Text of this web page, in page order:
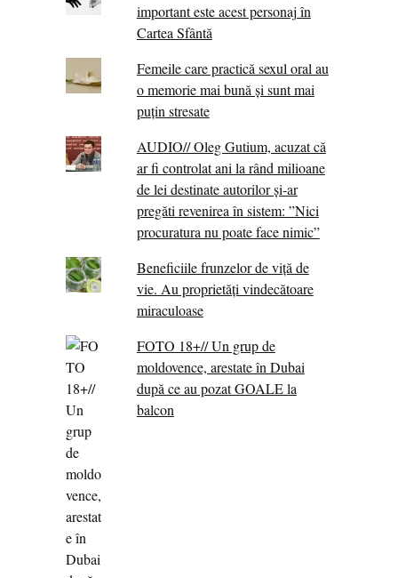
important este acest personaj în
Cartea Sfântă
Femeile care practică sexul oral au
o memorie mai bună și sunt mai
puțin stresate
AUDIO// Oleg Gutium, acuzat că
ar fi controlat ani la rând milioane
de lei destinate autorilor și-ar
pregăti revenirea în sistem: ”Nici
procuratura nu poate face nimic”
Beneficiile frunzelor de viță de
vie. Au proprietăţi vindecătoare
miraculoase
FOTO 18+// Un grup de
moldovence, arestate în Dubai
după ce au pozat GOALE la
balcon